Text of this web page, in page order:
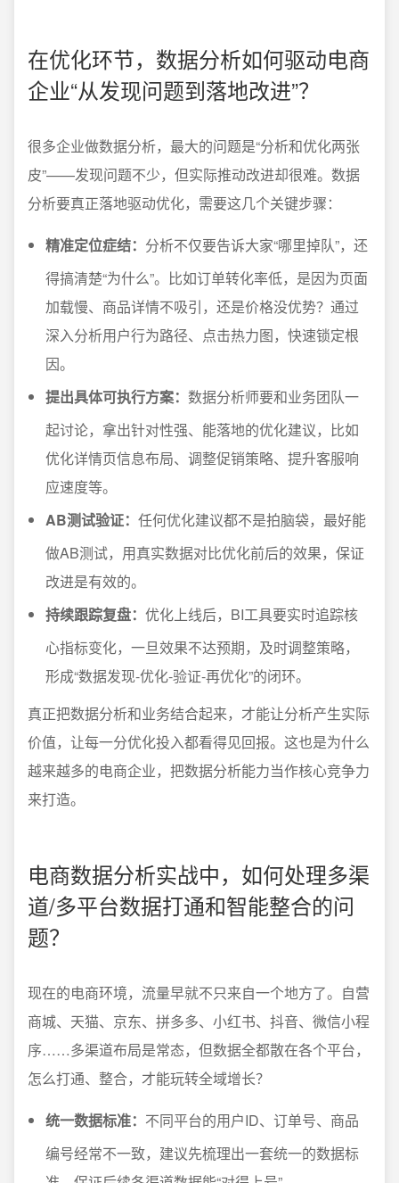
在优化环节，数据分析如何驱动电商
企业“从发现问题到落地改进”？
很多企业做数据分析，最大的问题是“分析和优化两张
皮”——发现问题不少，但实际推动改进却很难。数据
分析要真正落地驱动优化，需要这几个关键步骤：
精准定位症结： 分析不仅要告诉大家“哪里掉队”，还
得搞清楚“为什么”。比如订单转化率低，是因为页面
加载慢、商品详情不吸引，还是价格没优势？通过
深入分析用户行为路径、点击热力图，快速锁定根
因。
提出具体可执行方案： 数据分析师要和业务团队一
起讨论，拿出针对性强、能落地的优化建议，比如
优化详情页信息布局、调整促销策略、提升客服响
应速度等。
AB测试验证： 任何优化建议都不是拍脑袋，最好能
做AB测试，用真实数据对比优化前后的效果，保证
改进是有效的。
持续跟踪复盘： 优化上线后，BI工具要实时追踪核
心指标变化，一旦效果不达预期，及时调整策略，
形成“数据发现-优化-验证-再优化”的闭环。
真正把数据分析和业务结合起来，才能让分析产生实际
价值，让每一分优化投入都看得见回报。这也是为什么
越来越多的电商企业，把数据分析能力当作核心竞争力
来打造。
电商数据分析实战中，如何处理多渠
道/多平台数据打通和智能整合的问
题？
现在的电商环境，流量早就不只来自一个地方了。自营
商城、天猫、京东、拼多多、小红书、抖音、微信小程
序……多渠道布局是常态，但数据全都散在各个平台，
怎么打通、整合，才能玩转全域增长？
统一数据标准： 不同平台的用户ID、订单号、商品
编号经常不一致，建议先梳理出一套统一的数据标